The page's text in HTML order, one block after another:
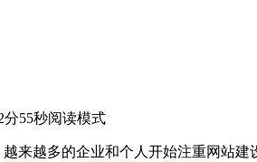
分55秒阅读模式
来越多的企业和个人开始注重网站